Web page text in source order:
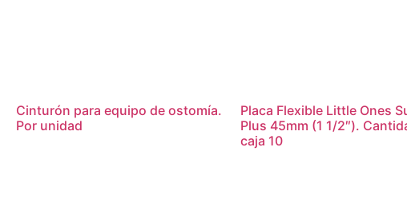
Cinturón para equipo de ostomía.
Por unidad
Placa Flexible Little Ones
Plus 45mm (1 1/2″).
caja 10